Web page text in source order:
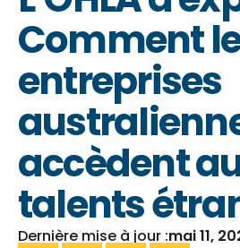
Comment
entreprises
accèdent
talents
Dernière mise à jour :mai 11,